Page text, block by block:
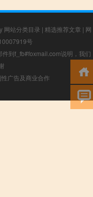
网站分类目录 | 精选推荐文章 | 网
号
到f_fb#foxmail.com说明，我们
广告及商业合作